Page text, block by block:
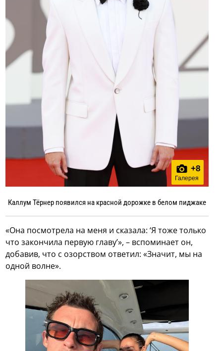
+8
Галерея
Каллум Тёрнер появился на красной дорожке в белом пиджаке
«Она посмотрела на меня и сказала: ‘Я тоже только
что закончила первую главу’», – вспоминает он,
добавив, что с озорством ответил: «Значит, мы на
одной волне».